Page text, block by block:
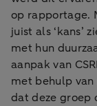
op rapportage.
juist als ‘kans’
met hun
aanpak van
met behulp
dat deze groep